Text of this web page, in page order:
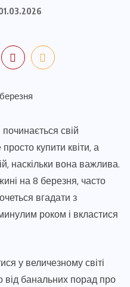
свій
купити квіти, а
наскільки вона важлива.
на 8 березня, часто
вгадати з
роком і вкластися
у величезному світі
від банальних порад про